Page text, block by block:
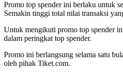
Promo top spender ini berlaku untuk
Semakin tinggi total nilai transaksi
Untuk mengikuti promo top spender
dalam peringkat top spender.
Promo ini berlangsung selama satu
oleh pihak Tiket.com.